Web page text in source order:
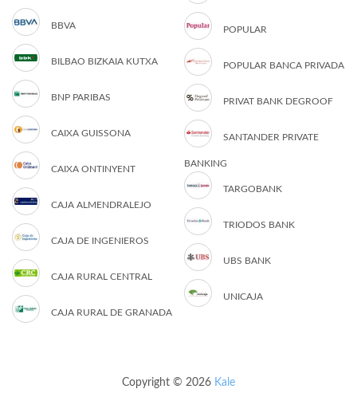
BBVA
BILBAO BIZKAIA KUTXA
BNP PARIBAS
CAIXA GUISSONA
CAIXA ONTINYENT
CAJA ALMENDRALEJO
CAJA DE INGENIEROS
CAJA RURAL CENTRAL
CAJA RURAL DE GRANADA
POPULAR
POPULAR BANCA PRIVADA
PRIVAT BANK DEGROOF
SANTANDER PRIVATE
BANKING
TARGOBANK
TRIODOS BANK
UBS BANK
UNICAJA
Copyright © 2026 Kale